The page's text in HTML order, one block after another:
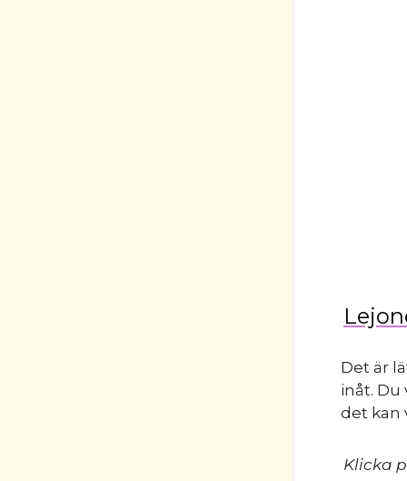
Det är
inåt. Du
det kan
Klicka